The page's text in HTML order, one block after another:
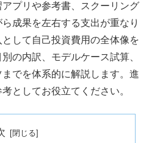
プリや参考書、スクーリング
成果を左右する支出が重なり
して自己投資費用の全体像を
の内訳、モデルケース試算、
でを体系的に解説します。進
としてお役立てください。